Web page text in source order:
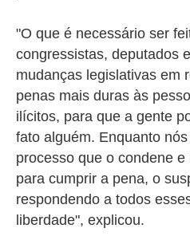
"O que é necessário ser
congressistas, deputados
mudanças legislativas em
penas mais duras às
ilícitos, para que a gente
fato alguém. Enquanto
processo que o condene
para cumprir a pena, o
respondendo a todos
liberdade", explicou.